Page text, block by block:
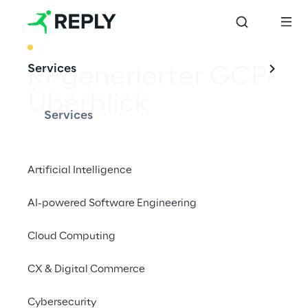
Services
Services
Artificial Intelligence
AI-powered Software Engineering
Cloud Computing
CX & Digital Commerce
Cybersecurity
KI-generierter GCP-
Überblick
Google Cloud Platform
voll ausschöpfen
Der KI-generierte GCP-Überblick ist eine